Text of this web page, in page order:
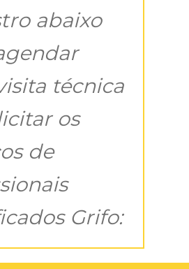
abaixo
técnica
os
de
Grifo: